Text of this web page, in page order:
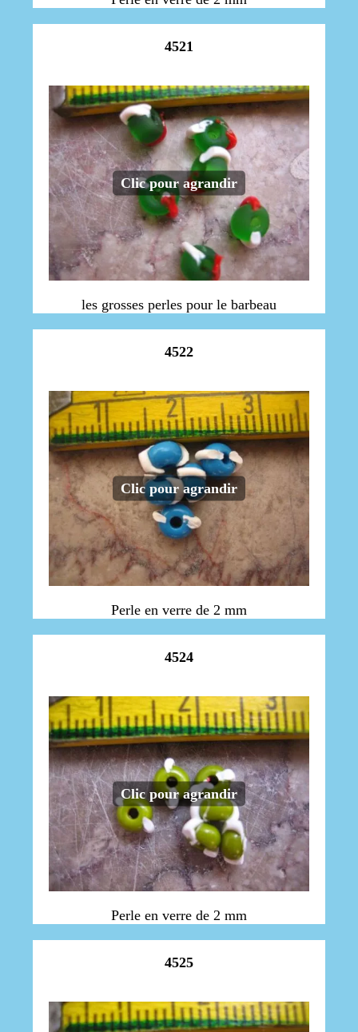
4521
Clic pour agrandir
les grosses perles pour le barbeau
4522
Clic pour agrandir
Perle en verre de 2 mm
4524
Clic pour agrandir
Perle en verre de 2 mm
4525